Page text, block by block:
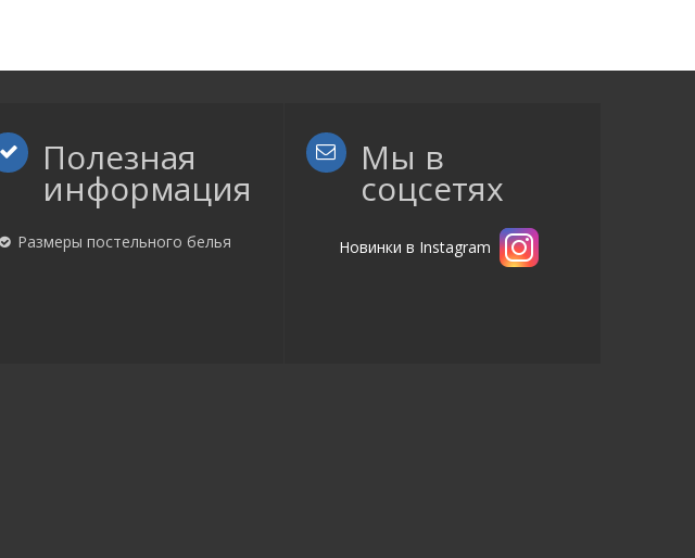
Полезная
информация
Размеры постельного белья
Мы в
соцсетях
Новинки в Instagram